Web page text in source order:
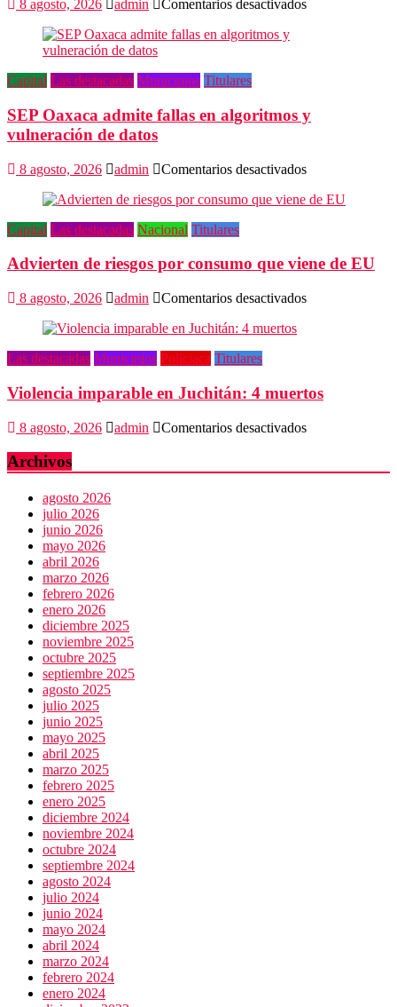
8 agosto, 2026 admin Comentarios desactivadosen
en
Capital Las destacadas Municipios Titulares
SEP Oaxaca admite fallas en algoritmos y
vulneración de datos
8 agosto, 2026 admin Comentarios desactivadosen
Oaxaca
algoritmos
vulneración
Capital Las destacadas Nacional Titulares
Advierten de riesgos por consumo que viene de EU
8 agosto, 2026 admin Comentarios desactivadosen
que
de
Las destacadas Municipios Policiaca Titulares
Violencia imparable en Juchitán: 4 muertos
8 agosto, 2026 admin Comentarios desactivadosen
en
Archivos
agosto 2026
julio 2026
junio 2026
mayo 2026
abril 2026
marzo 2026
febrero 2026
enero 2026
diciembre 2025
noviembre 2025
octubre 2025
septiembre 2025
agosto 2025
julio 2025
junio 2025
mayo 2025
abril 2025
marzo 2025
febrero 2025
enero 2025
diciembre 2024
noviembre 2024
octubre 2024
septiembre 2024
agosto 2024
julio 2024
junio 2024
mayo 2024
abril 2024
marzo 2024
febrero 2024
enero 2024